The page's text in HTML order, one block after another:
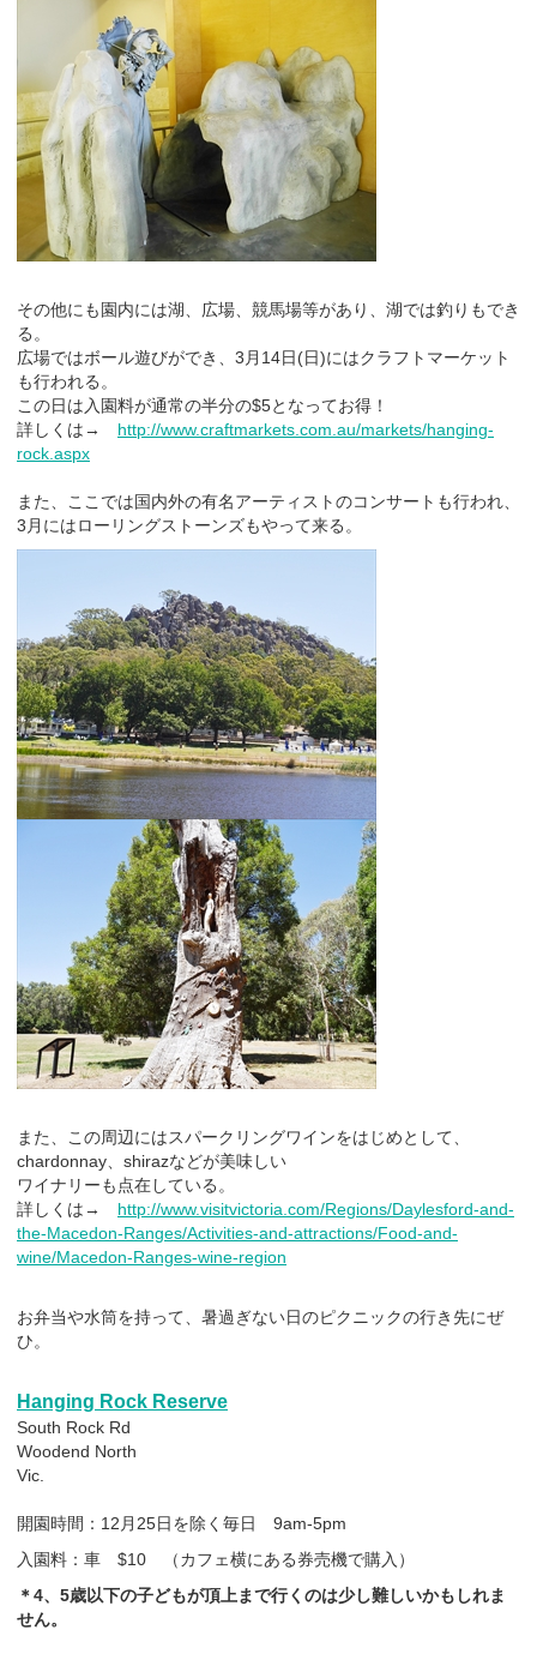
その他にも園内には湖、広場、競馬場等があり、湖では釣りもでき
る。
広場ではボール遊びができ、3月14日(日)にはクラフトマーケット
も行われる。
この日は入園料が通常の半分の$5となってお得！
詳しくは→ http://www.craftmarkets.com.au/markets/hanging-
rock.aspx
また、ここでは国内外の有名アーティストのコンサートも行われ、
3月にはローリングストーンズもやって来る。
また、この周辺にはスパークリングワインをはじめとして、
chardonnay、shirazなどが美味しい
ワイナリーも点在している。
詳しくは→ http://www.visitvictoria.com/Regions/Daylesford-and-
the-Macedon-Ranges/Activities-and-attractions/Food-and-
wine/Macedon-Ranges-wine-region
お弁当や水筒を持って、暑過ぎない日のピクニックの行き先にぜ
ひ。
Hanging Rock Reserve
South Rock Rd
Woodend North
Vic.
開園時間：12月25日を除く毎日 9am-5pm
入園料：車 $10 （カフェ横にある券売機で購入）
＊4、5歳以下の子どもが頂上まで行くのは少し難しいかもしれま
せん。